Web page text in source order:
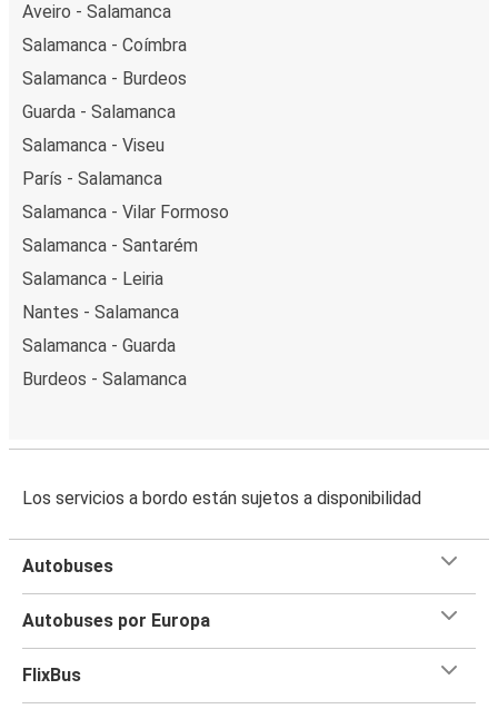
Aveiro - Salamanca
Salamanca - Coímbra
Salamanca - Burdeos
Guarda - Salamanca
Salamanca - Viseu
París - Salamanca
Salamanca - Vilar Formoso
Salamanca - Santarém
Salamanca - Leiria
Nantes - Salamanca
Salamanca - Guarda
Burdeos - Salamanca
Los servicios a bordo están sujetos a disponibilidad
Autobuses
Autobuses por Europa
FlixBus